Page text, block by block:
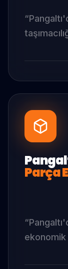
“Pangaltı
Parça
“Pangaltı
ekonomik